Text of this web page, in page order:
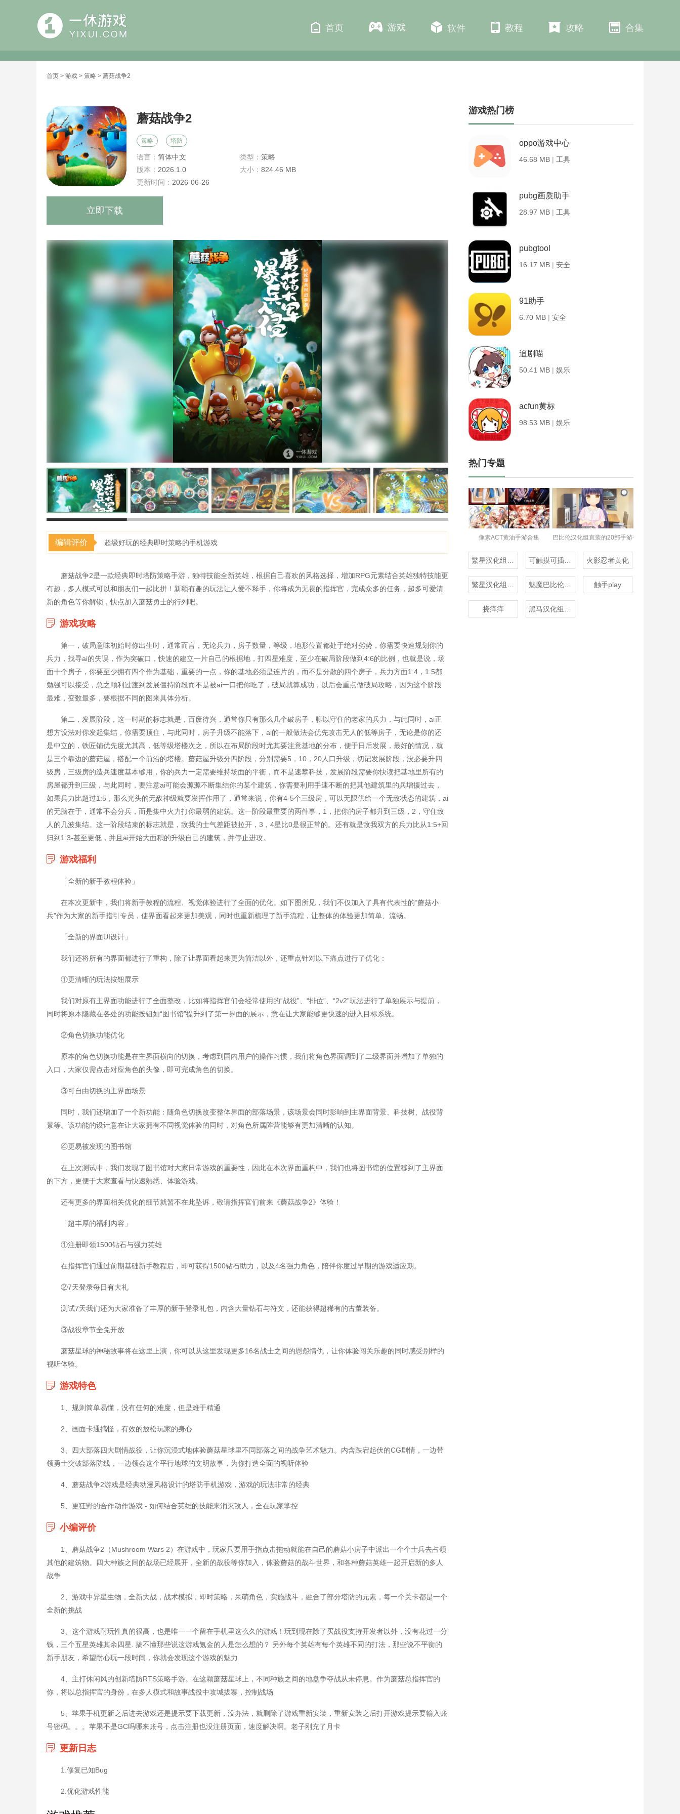
首页 游戏 软件 教程 攻略 合集
首页 > 游戏 > 策略 > 蘑菇战争2
蘑菇战争2
策略 塔防
语言： 简体中文 类型： 策略
版本： 2026.1.0 大小： 824.46 MB
更新时间： 2026-06-26
立即下载
编辑评价 超级好玩的经典即时策略的手机游戏
蘑菇战争2是一款经典即时塔防策略手游，独特技能全新英雄，根据自己喜欢的风格选择，增加RPG元素结合英雄独特技能更
有趣，多人模式可以和朋友们一起比拼！新颖有趣的玩法让人爱不释手，你将成为无畏的指挥官，完成众多的任务，超多可爱清
新的角色等你解锁，快点加入蘑菇勇士的行列吧。
游戏攻略
第一，破局意味初始时你出生时，通常而言，无论兵力，房子数量，等级，地形位置都处于绝对劣势，你需要快速规划你的
兵力，找寻ai的失误，作为突破口，快速的建立一片自己的根据地，打四星难度，至少在破局阶段做到4:6的比例，也就是说，场
面十个房子，你要至少拥有四个作为基础，重要的一点，你的基地必须是连片的，而不是分散的四个房子，兵力方面1:4，1:5都
勉强可以接受，总之顺利过渡到发展僵持阶段而不是被ai一口把你吃了，破局就算成功，以后会重点做破局攻略，因为这个阶段
最难，变数最多，要根据不同的图来具体分析。
第二，发展阶段，这一时期的标志就是，百废待兴，通常你只有那么几个破房子，聊以守住的老家的兵力，与此同时，ai正
想方设法对你发起集结，你需要顶住，与此同时，房子升级不能落下，ai的一般做法会优先攻击无人的低等房子，无论是你的还
是中立的，铁匠铺优先度尤其高，低等级塔楼次之，所以在布局阶段时尤其要注意基地的分布，便于日后发展，最好的情况，就
是三个靠边的蘑菇屋，搭配一个前沿的塔楼。蘑菇屋升级分四阶段，分别需要5，10，20人口升级，切记发展阶段，没必要升四
级房，三级房的造兵速度基本够用，你的兵力一定需要维持场面的平衡，而不是速攀科技，发展阶段需要你快读把基地里所有的
房屋都升到三级，与此同时，要注意ai可能会源源不断集结你的某个建筑，你需要利用手速不断的把其他建筑里的兵增援过去，
如果兵力比超过1:5，那么光头的无敌神级就要发挥作用了，通常来说，你有4-5个三级房，可以无限供给一个无敌状态的建筑，ai
的无脑在于，通常不会分兵，而是集中火力打你最弱的建筑。这一阶段最重要的两件事，1，把你的房子都升到三级，2，守住敌
人的几波集结。这一阶段结束的标志就是，敌我的士气差距被拉开，3，4星比0是很正常的。还有就是敌我双方的兵力比从1:5+回
归到1:3-甚至更低，并且ai开始大面积的升级自己的建筑，并停止进攻。
游戏福利
「全新的新手教程体验」
在本次更新中，我们将新手教程的流程、视觉体验进行了全面的优化。如下图所见，我们不仅加入了具有代表性的“蘑菇小
兵”作为大家的新手指引专员，使界面看起来更加美观，同时也重新梳理了新手流程，让整体的体验更加简单、流畅。
「全新的界面UI设计」
我们还将所有的界面都进行了重构，除了让界面看起来更为简洁以外，还重点针对以下痛点进行了优化：
①更清晰的玩法按钮展示
我们对原有主界面功能进行了全面整改，比如将指挥官们会经常使用的“战役”、“排位”、“2v2”玩法进行了单独展示与提前，
同时将原本隐藏在各处的功能按钮如“图书馆”提升到了第一界面的展示，意在让大家能够更快速的进入目标系统。
②角色切换功能优化
原本的角色切换功能是在主界面横向的切换，考虑到国内用户的操作习惯，我们将角色界面调到了二级界面并增加了单独的
入口，大家仅需点击对应角色的头像，即可完成角色的切换。
③可自由切换的主界面场景
同时，我们还增加了一个新功能：随角色切换改变整体界面的部落场景，该场景会同时影响到主界面背景、科技树、战役背
景等。该功能的设计意在让大家拥有不同视觉体验的同时，对角色所属阵营能够有更加清晰的认知。
④更易被发现的图书馆
在上次测试中，我们发现了图书馆对大家日常游戏的重要性，因此在本次界面重构中，我们也将图书馆的位置移到了主界面
的下方，更便于大家查看与快速熟悉、体验游戏。
还有更多的界面相关优化的细节就暂不在此坠诉，敬请指挥官们前来《蘑菇战争2》体验！
「超丰厚的福利内容」
①注册即领1500钻石与强力英雄
在指挥官们通过前期基础新手教程后，即可获得1500钻石助力，以及4名强力角色，陪伴你度过早期的游戏适应期。
②7天登录每日有大礼
测试7天我们还为大家准备了丰厚的新手登录礼包，内含大量钻石与符文，还能获得超稀有的古董装备。
③战役章节全免开放
蘑菇星球的神秘故事将在这里上演，你可以从这里发现更多16名战士之间的恩怨情仇，让你体验闯关乐趣的同时感受别样的
视听体验。
游戏特色
1、规则简单易懂，没有任何的难度，但是难于精通
2、画面卡通搞怪，有效的放松玩家的身心
3、四大部落四大剧情战役，让你沉浸式地体验蘑菇星球里不同部落之间的战争艺术魅力。内含跌宕起伏的CG剧情，一边带
领勇士突破部落防线，一边领会这个平行地球的文明故事，为你打造全面的视听体验
4、蘑菇战争2游戏是经典动漫风格设计的塔防手机游戏，游戏的玩法非常的经典
5、更狂野的合作动作游戏 - 如何结合英雄的技能来消灭敌人，全在玩家掌控
小编评价
1、蘑菇战争2（Mushroom Wars 2）在游戏中，玩家只要用手指点击拖动就能在自己的蘑菇小房子中派出一个个士兵去占领
其他的建筑物。四大种族之间的战场已经展开，全新的战役等你加入，体验蘑菇的战斗世界，和各种蘑菇英雄一起开启新的多人
战争
2、游戏中异星生物，全新大战，战术模拟，即时策略，呆萌角色，实施战斗，融合了部分塔防的元素，每一个关卡都是一个
全新的挑战
3、这个游戏耐玩性真的很高，也是唯一一个留在手机里这么久的游戏！玩到现在除了买战役支持开发者以外，没有花过一分
钱，三个五星英雄其余四星. 搞不懂那些说这游戏氪金的人是怎么想的？ 另外每个英雄有每个英雄不同的打法，那些说不平衡的
新手朋友，希望耐心玩一段时间，你就会发现这个游戏的魅力
4、主打休闲风的创新塔防RTS策略手游。在这颗蘑菇星球上，不同种族之间的地盘争夺战从未停息。作为蘑菇总指挥官的
你，将以总指挥官的身份，在多人模式和故事战役中攻城拔寨，控制战场
5、苹果手机更新之后进去游戏还是提示要下载更新，没办法，就删除了游戏重新安装，重新安装之后打开游戏提示要输入账
号密码。。。苹果不是GC吗哪来账号，点击注册也没注册页面，速度解决啊。老子刚充了月卡
更新日志
1.修复已知Bug
2.优化游戏性能
游戏热门榜
oppo游戏中心
46.68 MB | 工具
pubg画质助手
28.97 MB | 工具
pubgtool
16.17 MB | 安全
91助手
6.70 MB | 安全
追剧喵
50.41 MB | 娱乐
acfun黄标
98.53 MB | 娱乐
热门专题
像素ACT黄油手游合集 巴比伦汉化组直装的20部手游合集
火影忍者黄化
触手play
挠痒痒